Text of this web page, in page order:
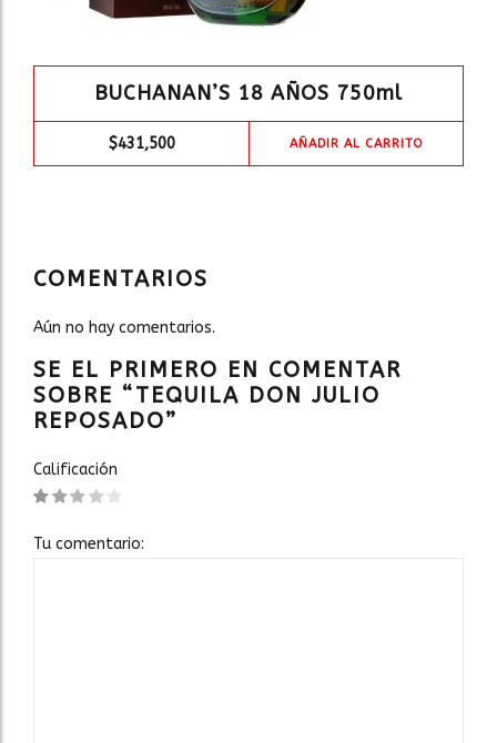
BUCHANAN’S 18 AÑOS 750ml
$431,500 AÑADIR AL CARRITO
COMENTARIOS
Aún no hay comentarios.
SE EL PRIMERO EN COMENTAR
SOBRE “TEQUILA DON JULIO
REPOSADO”
Calificación
Tu comentario: